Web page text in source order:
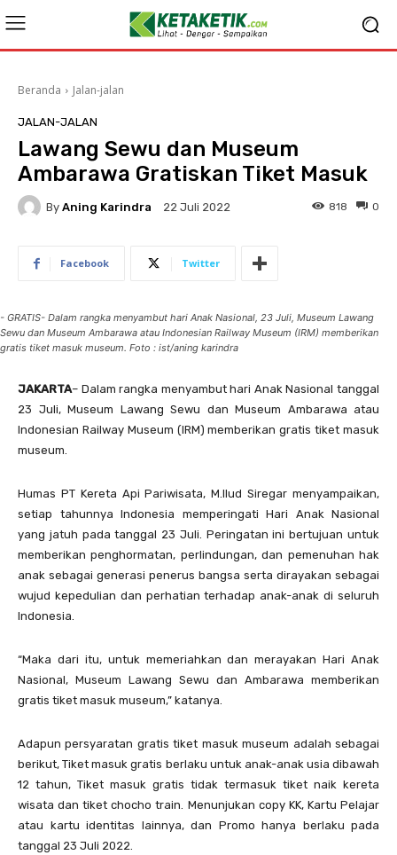
Beranda Jalan-jalan
JALAN-JALAN
Lawang Sewu dan Museum
Ambarawa Gratiskan Tiket Masuk
By Aning Karindra 22 Juli 2022 0
818
Facebook Twitter
- GRATIS- Dalam rangka menyambut hari Anak Nasional, 23 Juli, Museum Lawang
Sewu dan Museum Ambarawa atau Indonesian Railway Museum (IRM) memberikan
gratis tiket masuk museum. Foto : ist/aning karindra
JAKARTA– Dalam rangka menyambut hari Anak Nasional tanggal
23 Juli, Museum Lawang Sewu dan Museum Ambarawa atau
Indonesian Railway Museum (IRM) memberikan gratis tiket masuk
museum.
Humas PT Kereta Api Pariwisata, M.Ilud Siregar menyampaikan,
setiap tahunnya Indonesia memperingati Hari Anak Nasional
yang jatuh pada tanggal 23 Juli. Peringatan ini bertujuan untuk
memberikan penghormatan, perlindungan, dan pemenuhan hak
anak sebagai generasi penerus bangsa serta dirayakan sebagai
wujud kepedulian dan perhatian terhadap anak-anak di seluruh
Indonesia.
“Maka dari itu, untuk memeriahkan dan merayakan Hari Anak
Nasional, Museum Lawang Sewu dan Ambarawa memberikan
gratis tiket masuk museum,” katanya.
Adapun persyaratan gratis tiket masuk museum adalah sebagai
berikut, Tiket masuk gratis berlaku untuk anak-anak usia dibawah
12 tahun, Tiket masuk gratis tidak termasuk tiket naik kereta
wisata dan tiket chocho train. Menunjukan copy KK, Kartu Pelajar
atau kartu identitas lainnya, dan Promo hanya berlaku pada
tanggal 23 Juli 2022.